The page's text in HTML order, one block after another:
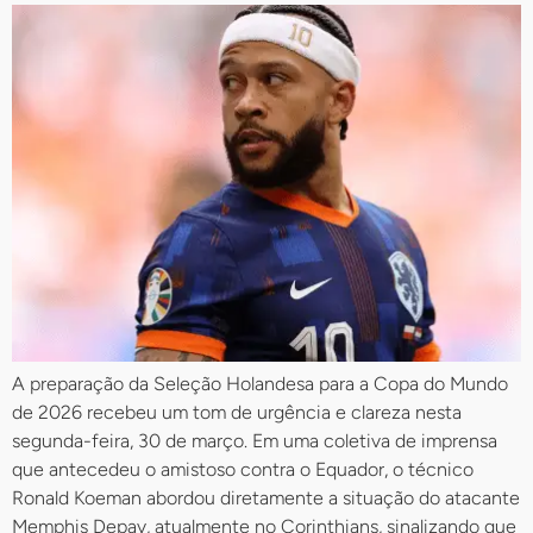
A preparação da Seleção Holandesa para a Copa do Mundo
de 2026 recebeu um tom de urgência e clareza nesta
segunda-feira, 30 de março. Em uma coletiva de imprensa
que antecedeu o amistoso contra o Equador, o técnico
Ronald Koeman abordou diretamente a situação do atacante
Memphis Depay, atualmente no Corinthians, sinalizando que